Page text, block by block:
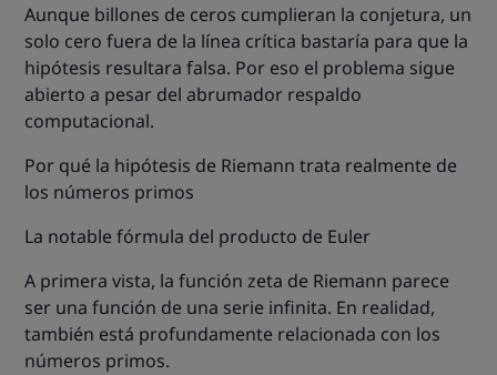
Aunque billones de ceros cumplieran la conjetura, un
solo cero fuera de la línea crítica bastaría para que la
hipótesis resultara falsa. Por eso el problema sigue
abierto a pesar del abrumador respaldo
computacional.
Por qué la hipótesis de Riemann trata realmente de
los números primos
La notable fórmula del producto de Euler
A primera vista, la función zeta de Riemann parece
ser una función de una serie infinita. En realidad,
también está profundamente relacionada con los
números primos.